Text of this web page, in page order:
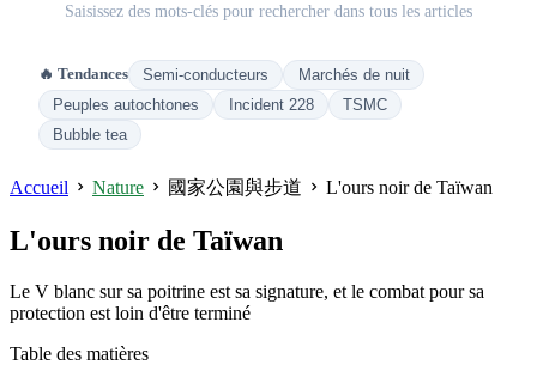
Saisissez des mots-clés pour rechercher dans tous les articles
🔥 Tendances Semi-conducteurs
Marchés de nuit
Peuples autochtones
Incident 228
TSMC
Bubble tea
Accueil Nature 國家公園與步道 L'ours noir de Taïwan
L'ours noir de Taïwan
Le V blanc sur sa poitrine est sa signature, et le combat pour sa
protection est loin d'être terminé
Table des matières